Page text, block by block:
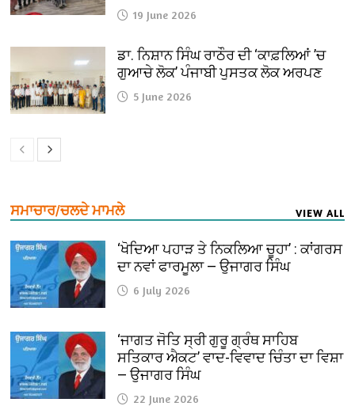
19 June 2026
ਡਾ. ਨਿਸ਼ਾਨ ਸਿੰਘ ਰਾਠੌਰ ਦੀ ‘ਕਾਫ਼ਲਿਆਂ ’ਚ
ਗੁਆਚੇ ਲੋਕ’ ਪੰਜਾਬੀ ਪੁਸਤਕ ਲੋਕ ਅਰਪਣ
5 June 2026
ਸਮਾਚਾਰ/ਚਲਦੇ ਮਾਮਲੇ VIEW ALL
‘ਖੋਦਿਆ ਪਹਾੜ ਤੇ ਨਿਕਲਿਆ ਚੂਹਾ’ : ਕਾਂਗਰਸ
ਦਾ ਨਵਾਂ ਫਾਰਮੂਲਾ — ਉਜਾਗਰ ਸਿੰਘ
6 July 2026
‘ਜਾਗਤ ਜੋਤਿ ਸ੍ਰੀ ਗੁਰੂ ਗ੍ਰੰਥ ਸਾਹਿਬ
ਸਤਿਕਾਰ ਐਕਟ’ ਵਾਦ-ਵਿਵਾਦ ਚਿੰਤਾ ਦਾ ਵਿਸ਼ਾ
— ਉਜਾਗਰ ਸਿੰਘ
22 June 2026